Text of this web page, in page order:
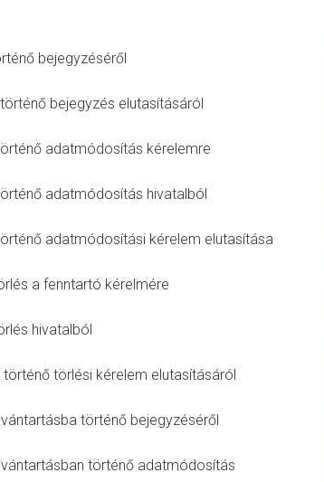
bejegyzéséről
bejegyzés elutasításáról
adatmódosítás kérelemre
adatmódosítás hivatalból
adatmódosítási kérelem elutasítása
a fenntartó kérelmére
hivatalból
törlési kérelem elutasításáról
történő bejegyzéséről
történő adatmódosítás